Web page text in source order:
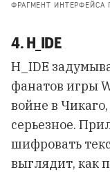
ФРАГМЕНТ ИНТЕРФЕЙСА
4. H_IDE
H_IDE
фанатов игры
войне в
серьезное.
шифровать
выглядит, как